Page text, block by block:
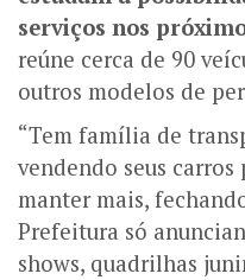
serviços nos
reúne cerca de 90
outros modelos de
“Tem família de
vendendo seus
manter mais,
Prefeitura só
shows, quadrilhas